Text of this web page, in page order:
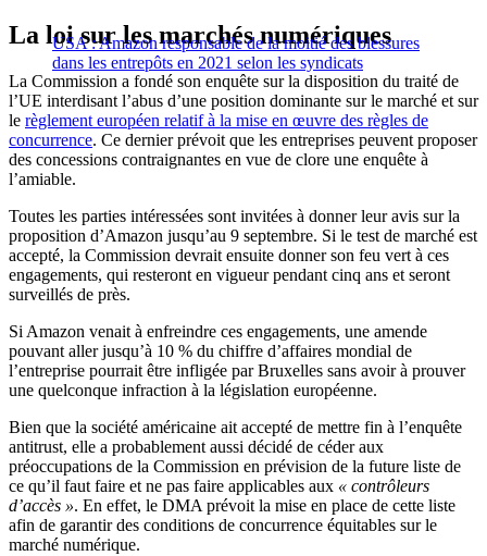
USA : Amazon responsable de la moitié des blessures
dans les entrepôts en 2021 selon les syndicats
La loi sur les marchés numériques
La Commission a fondé son enquête sur la disposition du traité de
l’UE interdisant l’abus d’une position dominante sur le marché et sur
le règlement européen relatif à la mise en œuvre des règles de
concurrence. Ce dernier prévoit que les entreprises peuvent proposer
des concessions contraignantes en vue de clore une enquête à
l’amiable.
Toutes les parties intéressées sont invitées à donner leur avis sur la
proposition d’Amazon jusqu’au 9 septembre. Si le test de marché est
accepté, la Commission devrait ensuite donner son feu vert à ces
engagements, qui resteront en vigueur pendant cinq ans et seront
surveillés de près.
Si Amazon venait à enfreindre ces engagements, une amende
pouvant aller jusqu’à 10 % du chiffre d’affaires mondial de
l’entreprise pourrait être infligée par Bruxelles sans avoir à prouver
une quelconque infraction à la législation européenne.
Bien que la société américaine ait accepté de mettre fin à l’enquête
antitrust, elle a probablement aussi décidé de céder aux
préoccupations de la Commission en prévision de la future liste de
ce qu’il faut faire et ne pas faire applicables aux « contrôleurs
d’accès ». En effet, le DMA prévoit la mise en place de cette liste
afin de garantir des conditions de concurrence équitables sur le
marché numérique.